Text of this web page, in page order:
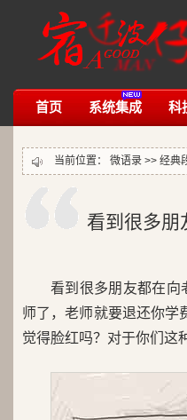
首页 系统集成 科
当前位置： 微语录 >> 经典
看到很多朋
看到很多朋友都在向
师了，老师就要退还你学
觉得脸红吗？对于你们这